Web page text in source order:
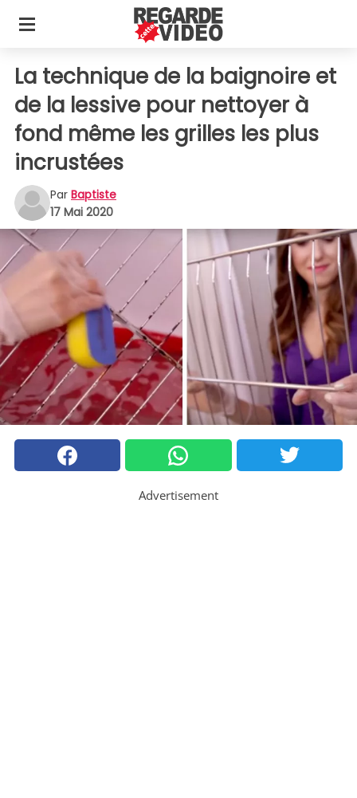
La technique de la baignoire et
de la lessive pour nettoyer à
fond même les grilles les plus
incrustées
Par Baptiste
17 Mai 2020
Advertisement